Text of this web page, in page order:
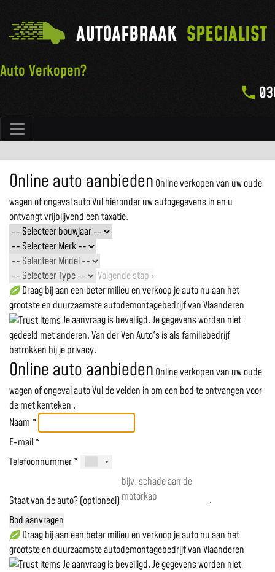
Hoofdnavigatie
AUTOAFBRAAK SPECIALIST
Auto Verkopen?
Online auto aanbieden Online verkopen van uw oude
wagen of ongeval autoVul hieronder uw autogegevens in en u
ontvangt vrijblijvend een taxatie.
Volgende stap ›
Draag bij aan een beter milieu en verkoop je auto nu aan het
grootste en duurzaamste autodemontagebedrijf van Vlaanderen
Je aanvraag is beveiligd. Je gegevens worden niet
gedeeld met anderen. Van der Ven Auto's is als familiebedrijf
betrokken bij je privacy.
Online auto aanbieden Online verkopen van uw oude
wagen of ongeval autoVul de velden in om een bod te ontvangen voor
demet kenteken .
Naam *
E-mail *
Telefoonnummer *
Staat van de auto? (optioneel)
Bod aanvragen
Draag bij aan een beter milieu en verkoop je auto nu aan het
grootste en duurzaamste autodemontagebedrijf van Vlaanderen
Je aanvraag is beveiligd. Je gegevens worden niet